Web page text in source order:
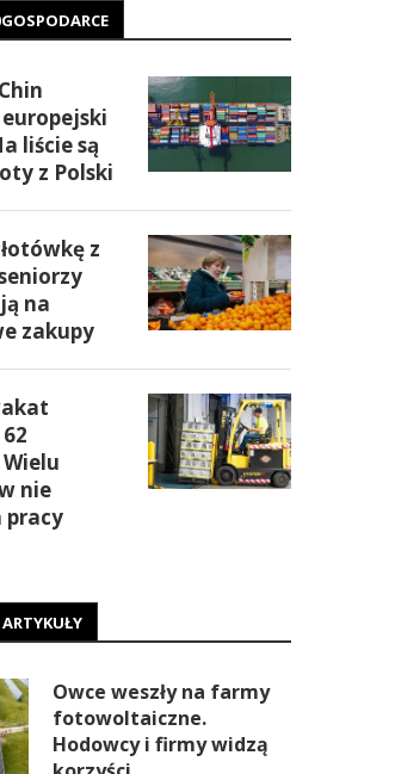
liście są
z Polski
z
na
zakupy
nie
pracy
Owce weszły na farmy
fotowoltaiczne.
Hodowcy i firmy widzą